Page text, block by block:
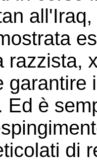
razzista,
garantire
Ed è
di